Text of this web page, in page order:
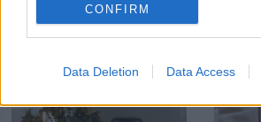
CONFIRM
Data Deletion Data Access
FÖRSTA LJUSET TÄNT!